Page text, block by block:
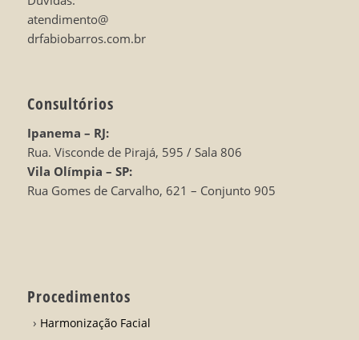
atendimento@
drfabiobarros.com.br
Consultórios
Ipanema – RJ:
Rua. Visconde de Pirajá, 595 / Sala 806
Vila Olímpia – SP:
Rua Gomes de Carvalho, 621 – Conjunto 905
Procedimentos
Harmonização Facial